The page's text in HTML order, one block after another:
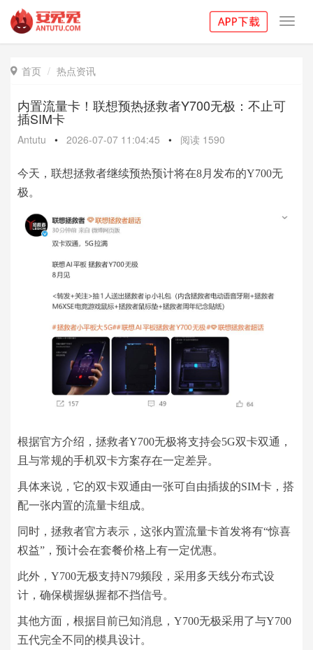
 首页 热点资讯
内置流量卡！联想预热拯救者Y700无极：不止可
插SIM卡
Antutu • 2026-07-07 11:04:45 • 阅读 1590
今天，联想拯救者继续预热预计将在8月发布的Y700无
极。
根据官方介绍，拯救者Y700无极将支持会5G双卡双通，
且与常规的手机双卡方案存在一定差异。
具体来说，它的双卡双通由一张可自由插拔的SIM卡，搭
配一张内置的流量卡组成。
同时，拯救者官方表示，这张内置流量卡首发将有“惊喜
权益”，预计会在套餐价格上有一定优惠。
此外，Y700无极支持N79频段，采用多天线分布式设
计，确保横握纵握都不挡信号。
其他方面，根据目前已知消息，Y700无极采用了与Y700
五代完全不同的模具设计。